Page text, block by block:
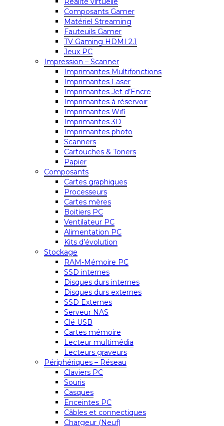
Composants Gamer
Matériel Streaming
Fauteuils Gamer
TV Gaming HDMI 2.1
Jeux PC
Impression – Scanner
Imprimantes Multifonctions
Imprimantes Laser
Imprimantes Jet d’Encre
Imprimantes à réservoir
Imprimantes Wifi
Imprimantes 3D
Imprimantes photo
Scanners
Cartouches & Toners
Papier
Composants
Cartes graphiques
Processeurs
Cartes mères
Boitiers PC
Ventilateur PC
Alimentation PC
Kits d’évolution
Stockage
RAM-Mémoire PC
SSD internes
Disques durs internes
Disques durs externes
SSD Externes
Serveur NAS
Clé USB
Cartes mémoire
Lecteur multimédia
Lecteurs graveurs
Périphériques – Réseau
Claviers PC
Souris
Casques
Enceintes PC
Câbles et connectiques
Chargeur (Neuf)